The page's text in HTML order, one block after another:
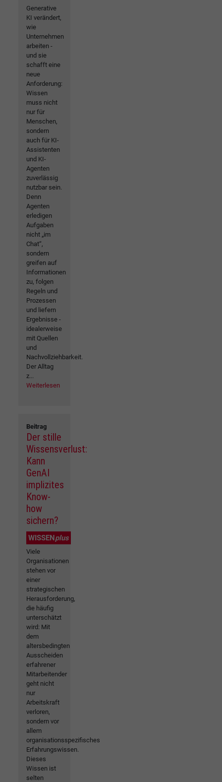
Generative
KI verändert,
wie
Unternehmen
arbeiten -
und sie
schafft eine
neue
Anforderung:
Wissen
muss nicht
nur für
Menschen,
sondern
auch für KI-
Assistenten
und KI-
Agenten
zuverlässig
nutzbar sein.
Denn
Agenten
erledigen
Aufgaben
nicht „im
Chat“,
sondern
greifen auf
Informationen
zu, folgen
Regeln und
Prozessen
und liefern
Ergebnisse -
idealerweise
mit Quellen
und
Nachvollziehbarkeit.
Der Alltag
z...
Weiterlesen
Beitrag
Der stille
Wissensverlust:
Kann
GenAI
implizites
Know-
how
sichern?
WISSENplus
Viele
Organisationen
stehen vor
einer
strategischen
Herausforderung,
die häufig
unterschätzt
wird: Mit
dem
altersbedingten
Ausscheiden
erfahrener
Mitarbeitender
geht nicht
nur
Arbeitskraft
verloren,
sondern vor
allem
organisationsspezifisches
Erfahrungswissen.
Dieses
Wissen ist
selten